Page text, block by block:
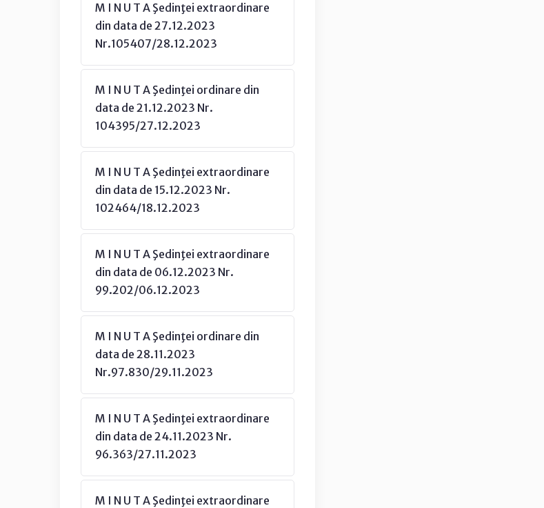
M I N U T A Şedinţei extraordinare
din data de 27.12.2023
Nr.105407/28.12.2023
M I N U T A Şedinţei ordinare din
data de 21.12.2023 Nr.
104395/27.12.2023
M I N U T A Şedinţei extraordinare
din data de 15.12.2023 Nr.
102464/18.12.2023
M I N U T A Şedinţei extraordinare
din data de 06.12.2023 Nr.
99.202/06.12.2023
M I N U T A Şedinţei ordinare din
data de 28.11.2023
Nr.97.830/29.11.2023
M I N U T A Şedinţei extraordinare
din data de 24.11.2023 Nr.
96.363/27.11.2023
M I N U T A Şedinţei extraordinare